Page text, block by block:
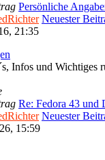
Persönliche
Neuester
21:35
Infos und Wichtiges
Re: Fedora 43 und
Neuester
15:59